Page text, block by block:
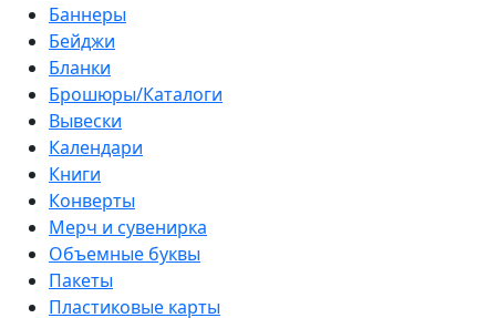
Баннеры
Бейджи
Бланки
Брошюры/Каталоги
Вывески
Календари
Книги
Конверты
Мерч и сувенирка
Объемные буквы
Пакеты
Пластиковые карты